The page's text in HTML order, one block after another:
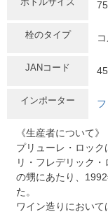
栓のタイプ
JANコード
インポーター
《生産者について》
プリューレ・ロッ
リ・フレデリック
の甥にあたり、
た。
ワイン造りにおい